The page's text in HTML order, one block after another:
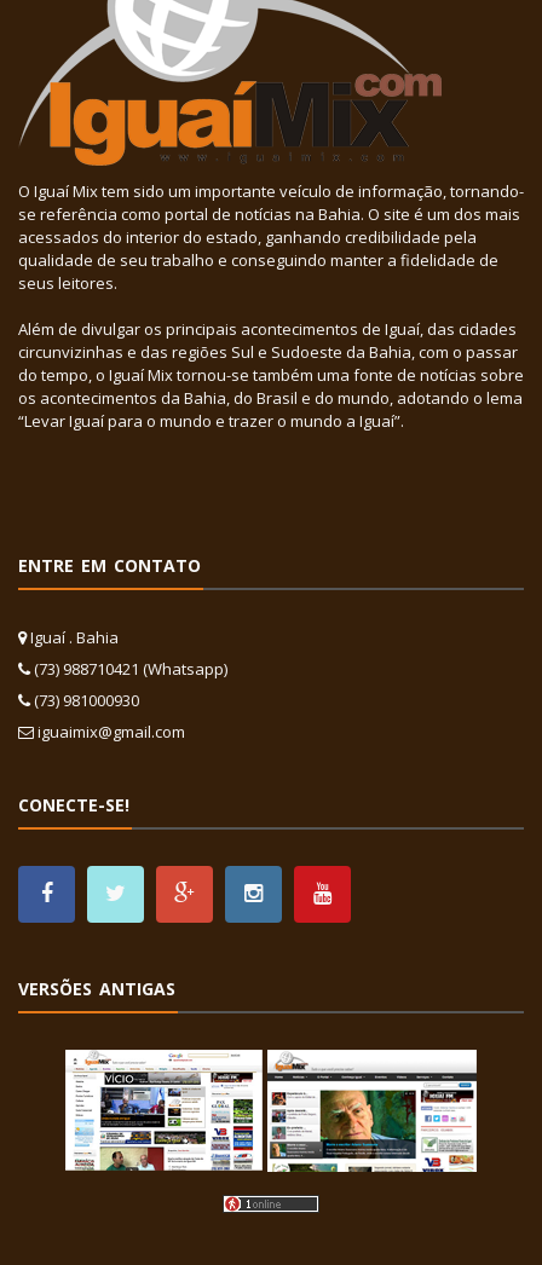
O Iguaí Mix tem sido um importante veículo de informação, tornando-
se referência como portal de notícias na Bahia. O site é um dos mais
acessados do interior do estado, ganhando credibilidade pela
qualidade de seu trabalho e conseguindo manter a fidelidade de
seus leitores.
Além de divulgar os principais acontecimentos de Iguaí, das cidades
circunvizinhas e das regiões Sul e Sudoeste da Bahia, com o passar
do tempo, o Iguaí Mix tornou-se também uma fonte de notícias sobre
os acontecimentos da Bahia, do Brasil e do mundo, adotando o lema
“Levar Iguaí para o mundo e trazer o mundo a Iguaí”.
ENTRE EM CONTATO
Iguaí . Bahia
(73) 988710421 (Whatsapp)
(73) 981000930
iguaimix@gmail.com
CONECTE-SE!
VERSÕES ANTIGAS